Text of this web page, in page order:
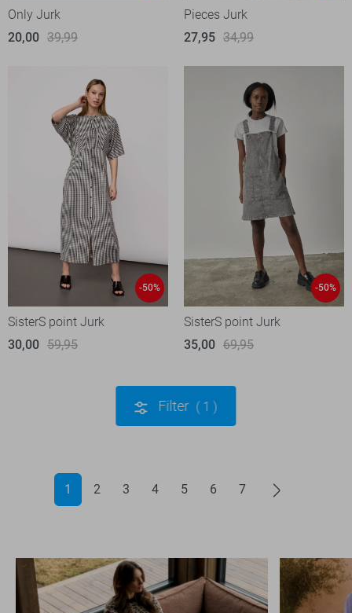
Only Jurk
20,00 39,99
Pieces Jurk
27,95 34,99
-50%
SisterS point Jurk
30,00 59,95
-50%
SisterS point Jurk
35,00 69,95
Filter 1
1 2 3 4 5 6 7